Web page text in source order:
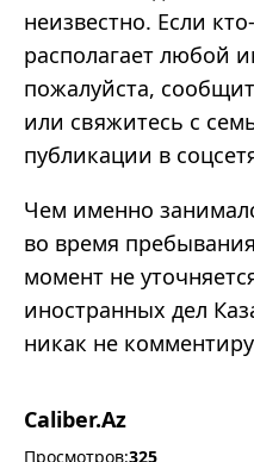
неизвестно. Если
располагает любой
пожалуйста,
или свяжитесь с
публикации в
Чем именно
во время
момент не
иностранных дел
никак не
Caliber.Az
Просмотров:325